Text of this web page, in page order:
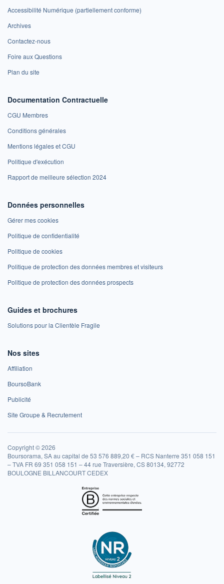
Accessibilité Numérique (partiellement conforme)
Archives
Contactez-nous
Foire aux Questions
Plan du site
Documentation Contractuelle
CGU Membres
Conditions générales
Mentions légales et CGU
Politique d'exécution
Rapport de meilleure sélection 2024
Données personnelles
Gérer mes cookies
Politique de confidentialité
Politique de cookies
Politique de protection des données membres et visiteurs
Politique de protection des données prospects
Guides et brochures
Solutions pour la Clientèle Fragile
Nos sites
Affiliation
BoursoBank
Publicité
Site Groupe & Recrutement
Copyright © 2026
Boursorama, SA au capital de 53 576 889,20 € – RCS Nanterre 351 058 151
– TVA FR 69 351 058 151 – 44 rue Traversière, CS 80134, 92772
BOULOGNE BILLANCOURT CEDEX